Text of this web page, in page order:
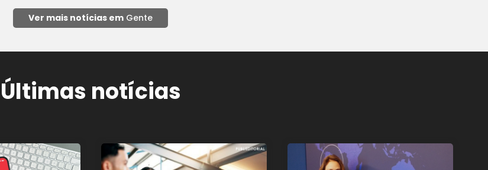
Ver mais notícias em Gente
Últimas notícias